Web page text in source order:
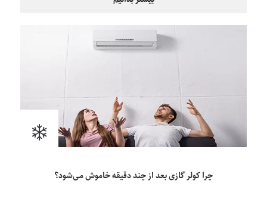
چرا کولر گازی بعد از چند دقیقه خاموش می‌شود؟